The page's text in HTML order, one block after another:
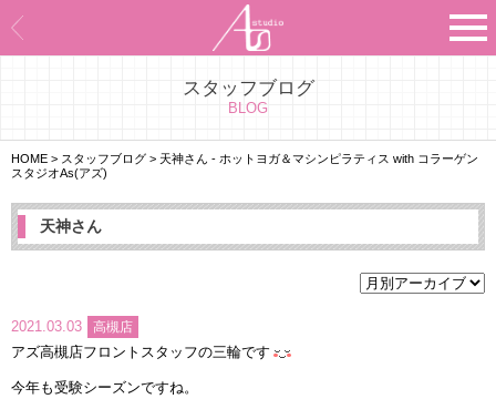
スタッフブログ
BLOG
HOME > スタッフブログ > 天神さん - ホットヨガ＆マシンピラティス with コラーゲン
スタジオAs(アズ)
天神さん
2021.03.03 高槻店
アズ高槻店フロントスタッフの三輪です
今年も受験シーズンですね。
Asのコンセプト
Asのナビゲーションシステム
施設紹介